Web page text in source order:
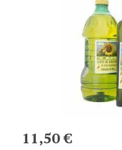
11,50 €